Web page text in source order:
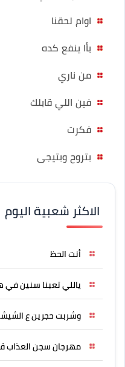
اوام لحقنا
بأا ينفع كده
من ناري
فين اللي قابلك
فكرت
بتروح وبتيجى
الاكثر شعبية اليوم
أنت الحظ
ياللي تعبنا سنين في
وشربت حجرين ع
مهرجان سجن العذاب